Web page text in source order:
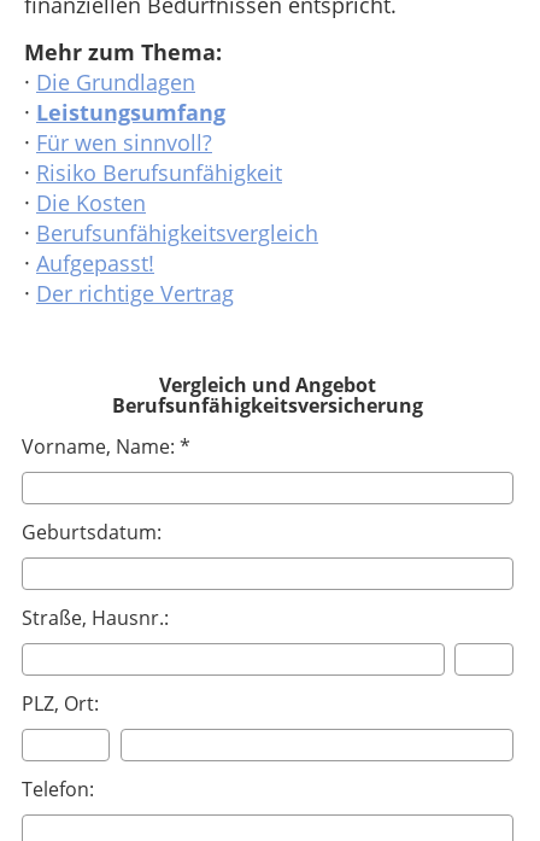
Mehr zum Thema:
· Die Grundlagen
· Leistungsumfang
· Für wen sinnvoll?
· Risiko Berufsunfähigkeit
· Die Kosten
· Berufsunfähigkeitsvergleich
· Aufgepasst!
· Der richtige Vertrag
Vergleich und Angebot
Berufsunfähigkeitsversicherung
Vorname, Name: *
Geburtsdatum:
Straße, Hausnr.:
PLZ, Ort:
Telefon: